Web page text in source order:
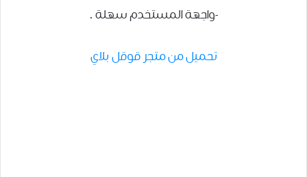
-واجهة المستخدم سهلة .
تحميل من متجر قوقل بلاي